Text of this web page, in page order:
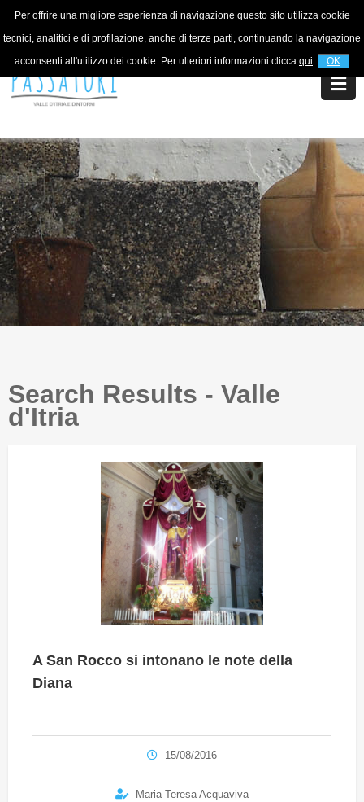
Per offrire una migliore esperienza di navigazione questo sito utilizza cookie
tecnici, analitici e di profilazione, anche di terze parti, continuando la navigazione
acconsenti all'utilizzo dei cookie. Per ulteriori informazioni clicca qui. OK
For information+39 320 5753268
Search Results - Valle
d'Itria
A San Rocco si intonano le note della
Diana
15/08/2016
Maria Teresa Acquaviva